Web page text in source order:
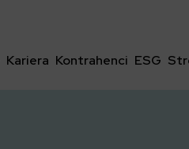
Kariera Kontrahenci ESG